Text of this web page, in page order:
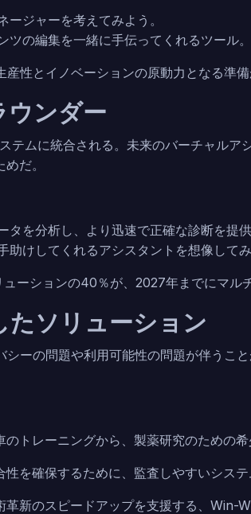
ジャーを考えてみよう。
の編集を一緒に手伝ってくれるツール。
性とイノベーションの原動力となる準備
ウンダー
ムに統合される。未来のバーチャルア
だ。
を分析し、より迅速で正確な診断を提供
けしてくれるアシスタントを想像してみ
ーションの40％が、2027年までにマル
ソリューション
ーの問題や利用可能性の問題が伴うこ
トレーニングから、製薬研究のための希
を確保するために、監査しやすいシステ
新のスピードアップを支援する、Win-